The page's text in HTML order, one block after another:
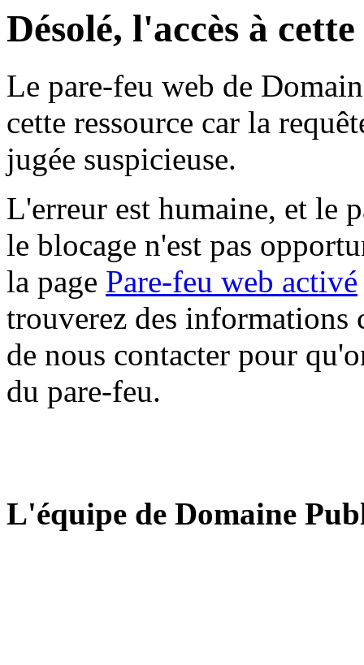
Désolé, l'accès à
Le pare-feu web de
cette ressource car la
jugée suspicieuse.
L'erreur est humaine, et le
le blocage n'est pas
la page Pare-feu web activé
trouverez des informations
de nous contacter pour
du pare-feu.
L'équipe de Domaine